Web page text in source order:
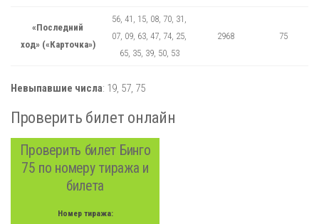
«Последний
ход» («Карточка»)
56, 41, 15, 08, 70, 31,
07, 09, 63, 47, 74, 25,
65, 35, 39, 50, 53
2968 75
Невыпавшие числа: 19, 57, 75
Проверить билет онлайн
Проверить билет Бинго
75 по номеру тиража и
билета
Номер тиража: